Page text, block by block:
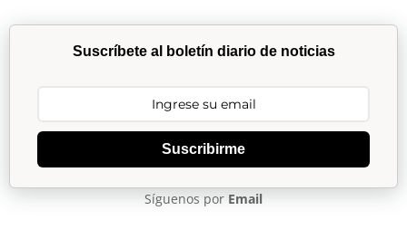
Suscríbete al boletín diario de noticias
Suscribirme
Síguenos por Email